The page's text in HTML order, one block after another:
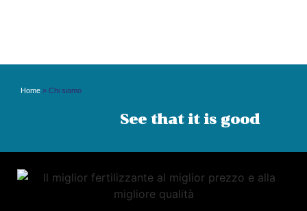
Home » Chi siamo
See that it is good